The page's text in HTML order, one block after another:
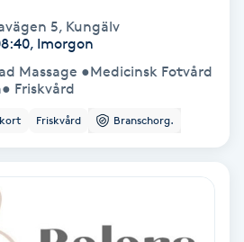
5, Kungälv
Imorgon
Massage ●Medicinsk Fotvård
Friskvård
Friskvård Branschorg.